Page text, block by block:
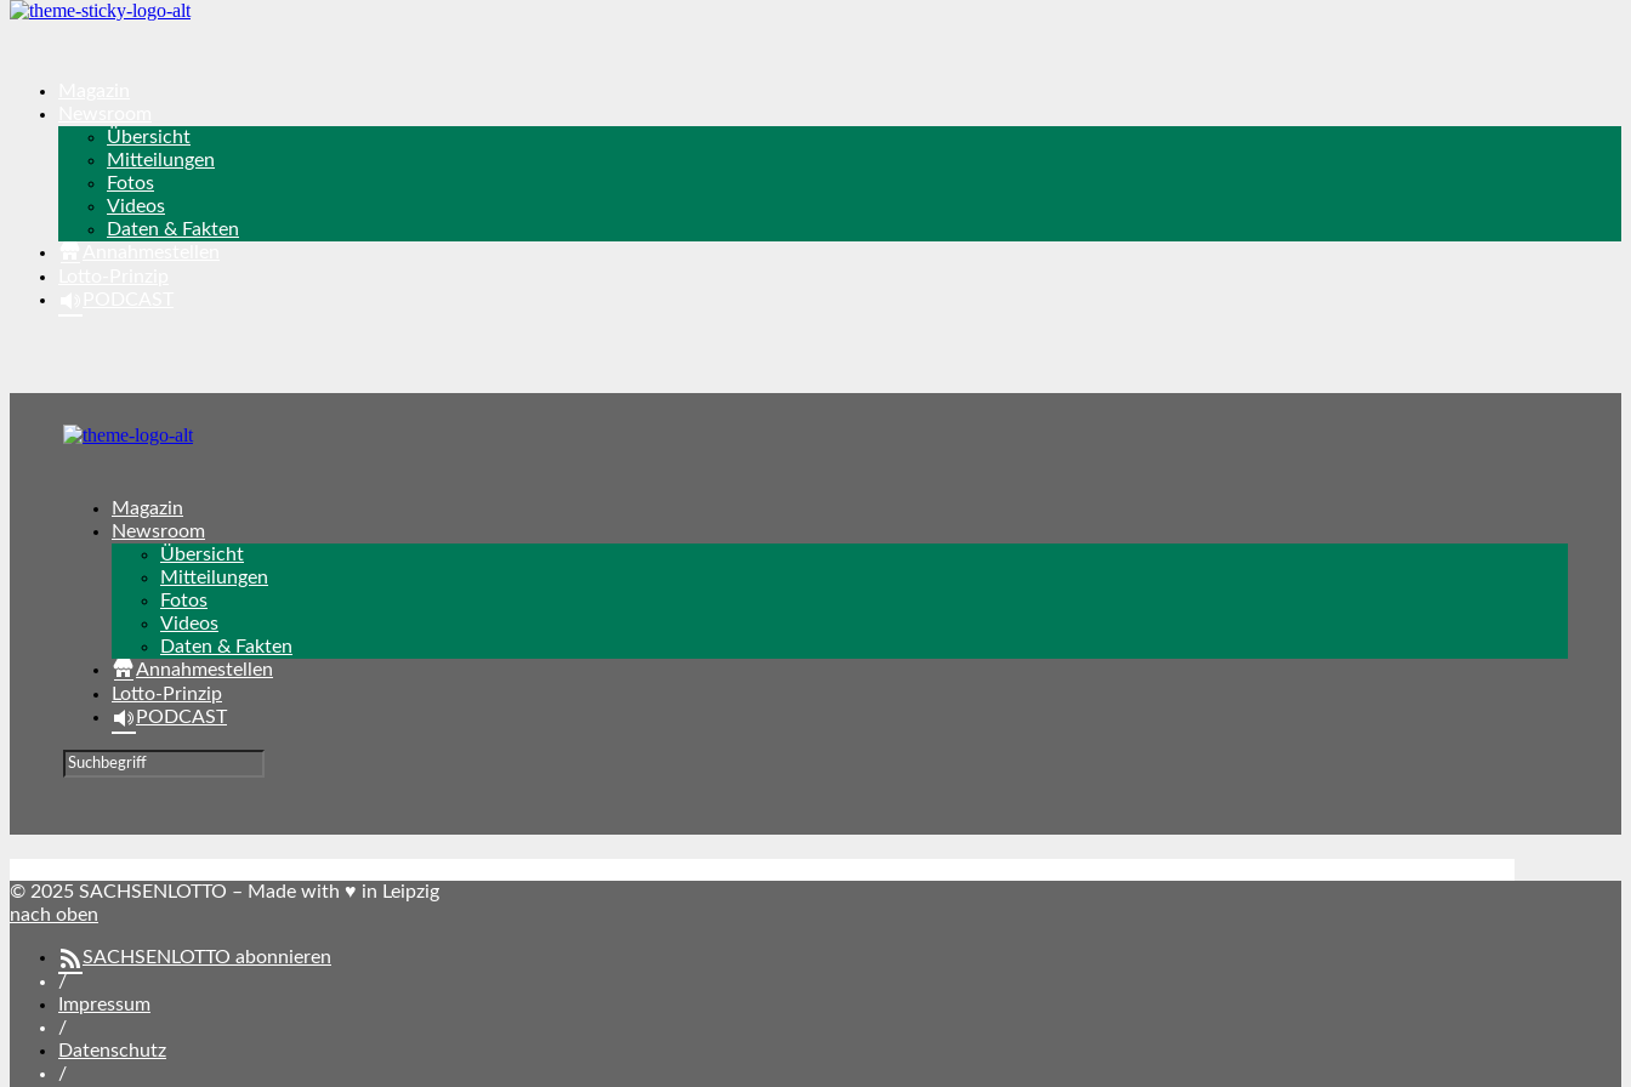
Übersicht
Mitteilungen
Fotos
Videos
Daten & Fakten
Magazin
Newsroom
Übersicht
Mitteilungen
Fotos
Videos
Daten & Fakten
Annahmestellen
Lotto-Prinzip
PODCAST
© 2025 SACHSENLOTTO – Made with ♥ in Leipzig
nach oben
SACHSENLOTTO abonnieren
/
Impressum
/
Datenschutz
/